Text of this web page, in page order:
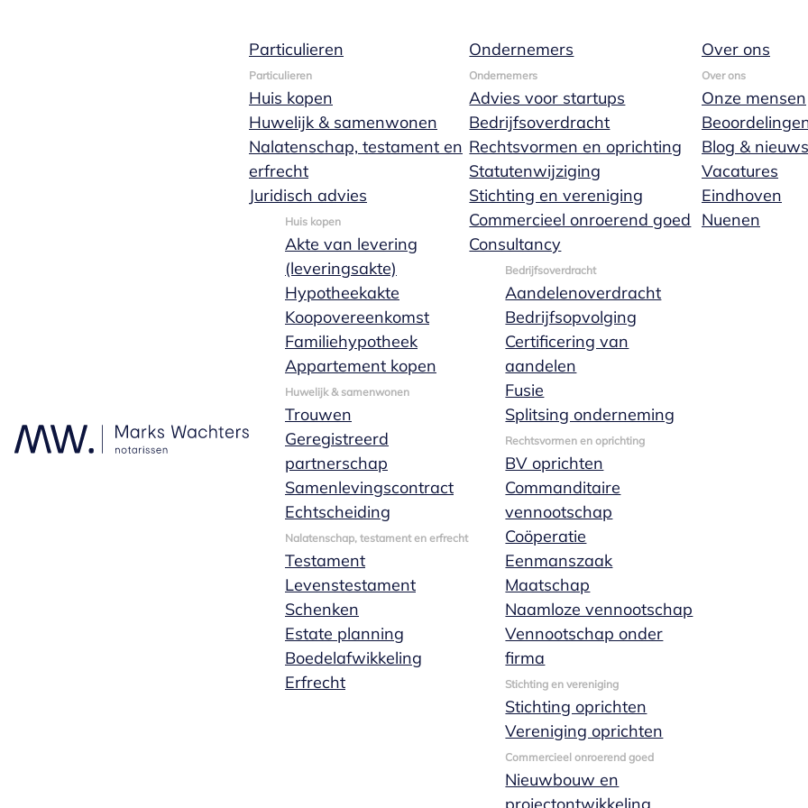
Particulieren
Particulieren
Huis kopen
Huwelijk & samenwonen
Nalatenschap, testament en
erfrecht
Juridisch advies
Huis kopen
Akte van levering
(leveringsakte)
Hypotheekakte
Koopovereenkomst
Familiehypotheek
Appartement kopen
Huwelijk & samenwonen
Trouwen
Geregistreerd
partnerschap
Samenlevingscontract
Echtscheiding
Nalatenschap, testament en erfrecht
Testament
Levenstestament
Schenken
Estate planning
Boedelafwikkeling
Erfrecht
Ondernemers
Ondernemers
Advies voor startups
Bedrijfsoverdracht
Rechtsvormen en oprichting
Statutenwijziging
Stichting en vereniging
Commercieel onroerend goed
Consultancy
Bedrijfsoverdracht
Aandelenoverdracht
Bedrijfsopvolging
Certificering van
aandelen
Fusie
Splitsing onderneming
Rechtsvormen en oprichting
BV oprichten
Commanditaire
vennootschap
Coöperatie
Eenmanszaak
Maatschap
Naamloze vennootschap
Vennootschap onder
firma
Stichting en vereniging
Stichting oprichten
Vereniging oprichten
Commercieel onroerend goed
Nieuwbouw en
Over ons
Over ons
Onze mensen
Blog & nieuws
Vacatures
Eindhoven
Nuenen
1 min leestijd
Binnenkijken bij Marks